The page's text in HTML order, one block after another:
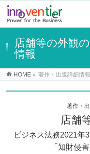
店舗等の外観
情報
HOME » 著作・出版詳細情報
著作・
店舗
ビジネス法務2021年
「知財侵